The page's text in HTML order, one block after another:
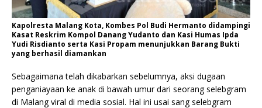
Kapolresta Malang Kota, Kombes Pol Budi Hermanto didampingi
Kasat Reskrim Kompol Danang Yudanto dan Kasi Humas Ipda
Yudi Risdianto serta Kasi Propam menunjukkan Barang Bukti
yang berhasil diamankan
Sebagaimana telah dikabarkan sebelumnya, aksi dugaan
penganiayaan ke anak di bawah umur dari seorang selebgram
di Malang viral di media sosial. Hal ini usai sang selebgram